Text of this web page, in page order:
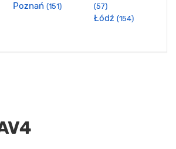
Poznań (151) (57)
Łódź(154)